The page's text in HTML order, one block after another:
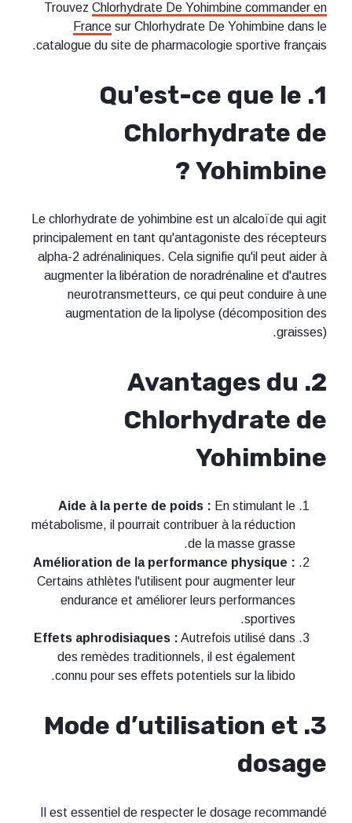
Trouvez Chlorhydrate De Yohimbine commander en
France sur Chlorhydrate De Yohimbine dans le
catalogue du site de pharmacologie sportive français.
1. Qu'est-ce que le
Chlorhydrate de
Yohimbine ?
Le chlorhydrate de yohimbine est un alcaloïde qui agit
principalement en tant qu'antagoniste des récepteurs
alpha-2 adrénaliniques. Cela signifie qu'il peut aider à
augmenter la libération de noradrénaline et d'autres
neurotransmetteurs, ce qui peut conduire à une
augmentation de la lipolyse (décomposition des
graisses).
2. Avantages du
Chlorhydrate de
Yohimbine
Aide à la perte de poids : En stimulant le
métabolisme, il pourrait contribuer à la réduction
de la masse grasse.
Amélioration de la performance physique :
Certains athlètes l'utilisent pour augmenter leur
endurance et améliorer leurs performances
sportives.
Effets aphrodisiaques : Autrefois utilisé dans
des remèdes traditionnels, il est également
connu pour ses effets potentiels sur la libido.
3. Mode d’utilisation et
dosage
Il est essentiel de respecter le dosage recommandé